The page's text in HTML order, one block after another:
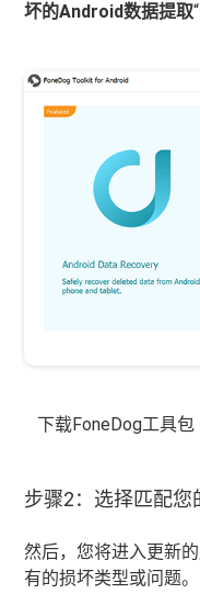
坏的Android数据提取
下载FoneDog工具
步骤2：选择匹配您
然后，您将进入更新
有的损坏类型或问题。